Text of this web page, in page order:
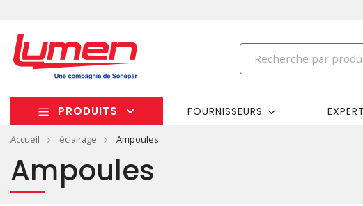
PRODUITS FOURNISSEURS
Accueil éclairage Ampoules
Ampoules